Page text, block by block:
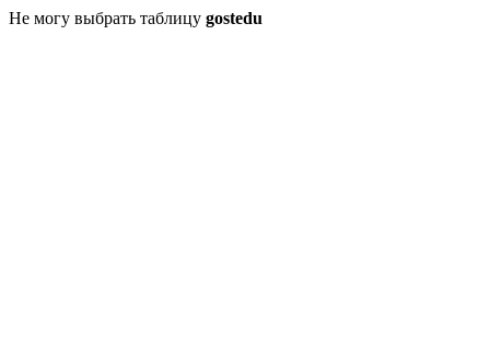
Не могу выбрать таблицу gostedu